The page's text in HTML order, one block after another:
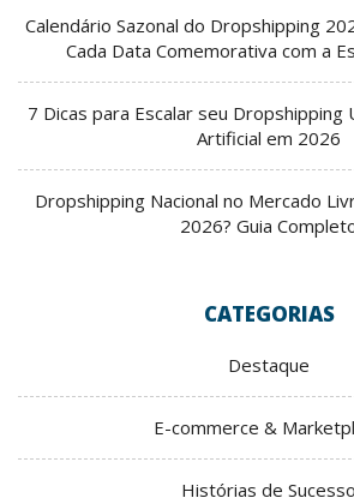
Calendário Sazonal do Dropshipping
Cada Data Comemorativa com a
7 Dicas para Escalar seu Dropshipping
Artificial em 2026
Dropshipping Nacional no Mercado
2026? Guia
CATEGORIAS
Destaque
E-commerce &
Histórias de Sucesso